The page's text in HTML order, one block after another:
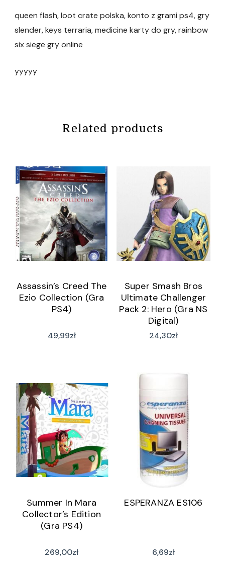
queen flash, loot crate polska, konto z grami ps4, gry
slender, keys terraria, medicine karty do gry, rainbow
six siege gry online
yyyyy
Related products
Assassin’s Creed The
Ezio Collection (Gra
PS4)
49,99zł
Super Smash Bros
Ultimate Challenger
Pack 2: Hero (Gra NS
Digital)
24,30zł
Summer In Mara
Collector’s Edition
(Gra PS4)
269,00zł
ESPERANZA ES106
6,69zł